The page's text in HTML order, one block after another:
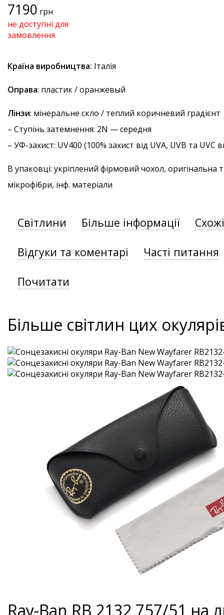
7190 грн
не доступні для
замовлення
Країна виробництва: Італія
Оправа: пластик / оранжевый
Лінзи: мінеральне скло / теплий коричневий градієнт
– Ступінь затемнення: 2N — середня
– УФ-захист: UV400 (100% захист від UVA, UVB та
В упаковці: укріплений фірмовий чохол, оригінальна
мікрофібри, інф. матеріали
Світлини Більше інформації
Відгуки та коментарі Часті питання
Почитати
Більше світлин цих
Ray-Ban RB 2132 757/51 на